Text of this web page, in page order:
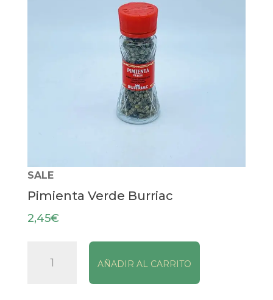
SALE
Pimienta Verde Burriac
2,45€
Verde
AÑADIR AL CARRITO